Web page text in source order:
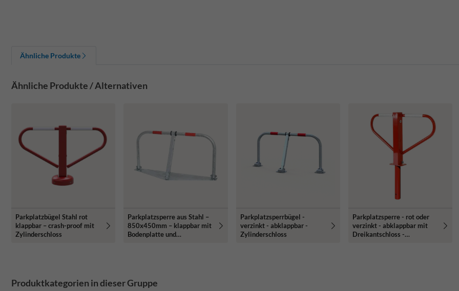
Ähnliche Produkte
Ähnliche Produkte / Alternativen
Parkplatzbügel Stahl rot
klappbar – crash-proof mit
Zylinderschloss
Parkplatzsperre aus Stahl –
850x450mm – klappbar mit
Bodenplatte und
Parkplatzsperrbügel -
verzinkt - abklappbar -
Zylinderschloss
Parkplatzsperre - rot oder
verzinkt - abklappbar mit
Dreikantschloss -
Produktkategorien in dieser Gruppe